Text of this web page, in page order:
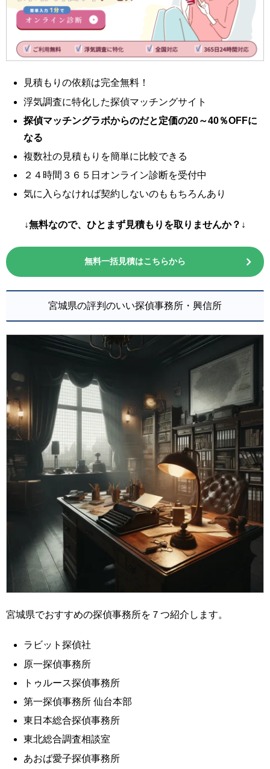
見積もりの依頼は完全無料！
浮気調査に特化した探偵マッチングサイト
探偵マッチングラボからのだと定価の20～40％OFFに
なる
複数社の見積もりを簡単に比較できる
２４時間３６５日オンライン診断を受付中
気に入らなければ契約しないのももちろんあり
↓無料なので、ひとまず見積もりを取りませんか？↓
無料一括見積はこちらから
宮城県の評判のいい探偵事務所・興信所
宮城県でおすすめの探偵事務所を７つ紹介します。
ラビット探偵社
原一探偵事務所
トゥルース探偵事務所
第一探偵事務所 仙台本部
東日本総合探偵事務所
東北総合調査相談室
あおば愛子探偵事務所